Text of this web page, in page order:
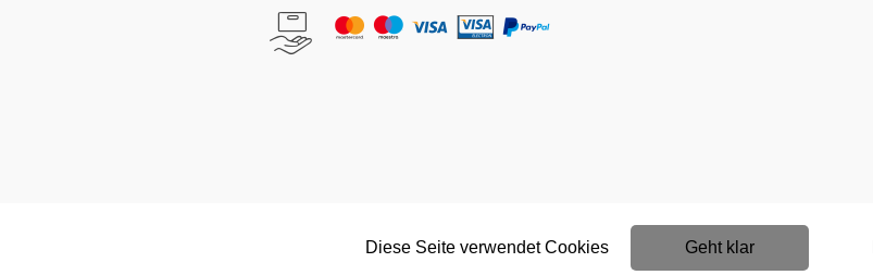
Diese Seite verwendet Cookies Geht klar